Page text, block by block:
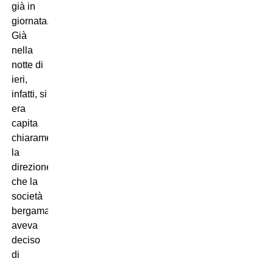
già in
giornata.
Già
nella
notte di
ieri,
infatti, si
era
capita
chiaramente
la
direzione
che la
società
bergamasca
aveva
deciso
di